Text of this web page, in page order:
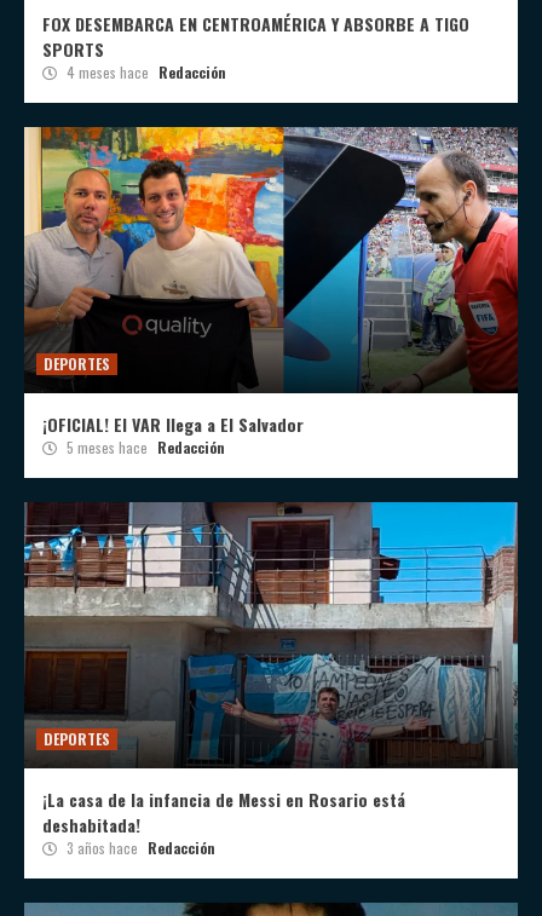
FOX DESEMBARCA EN CENTROAMÉRICA Y ABSORBE A TIGO
SPORTS
4 meses hace Redacción
DEPORTES
¡OFICIAL! El VAR llega a El Salvador
5 meses hace Redacción
DEPORTES
¡La casa de la infancia de Messi en Rosario está
deshabitada!
3 años hace Redacción